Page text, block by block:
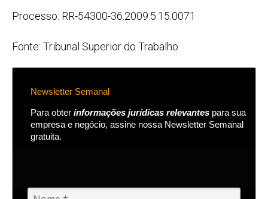
Processo: RR-54300-36.2009.5.15.0071
Fonte: Tribunal Superior do Trabalho
Newsletter Semanal
Para obter informações jurídicas relevantes para sua
empresa e negócio, assine nossa Newsletter Semanal
gratuita.